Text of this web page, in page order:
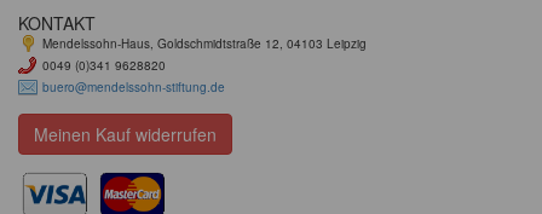
KONTAKT
Mendelssohn-Haus, Goldschmidtstraße 12, 04103 Leipzig
0049 (0)341 9628820
buero@mendelssohn-stiftung.de
Meinen Kauf widerrufen